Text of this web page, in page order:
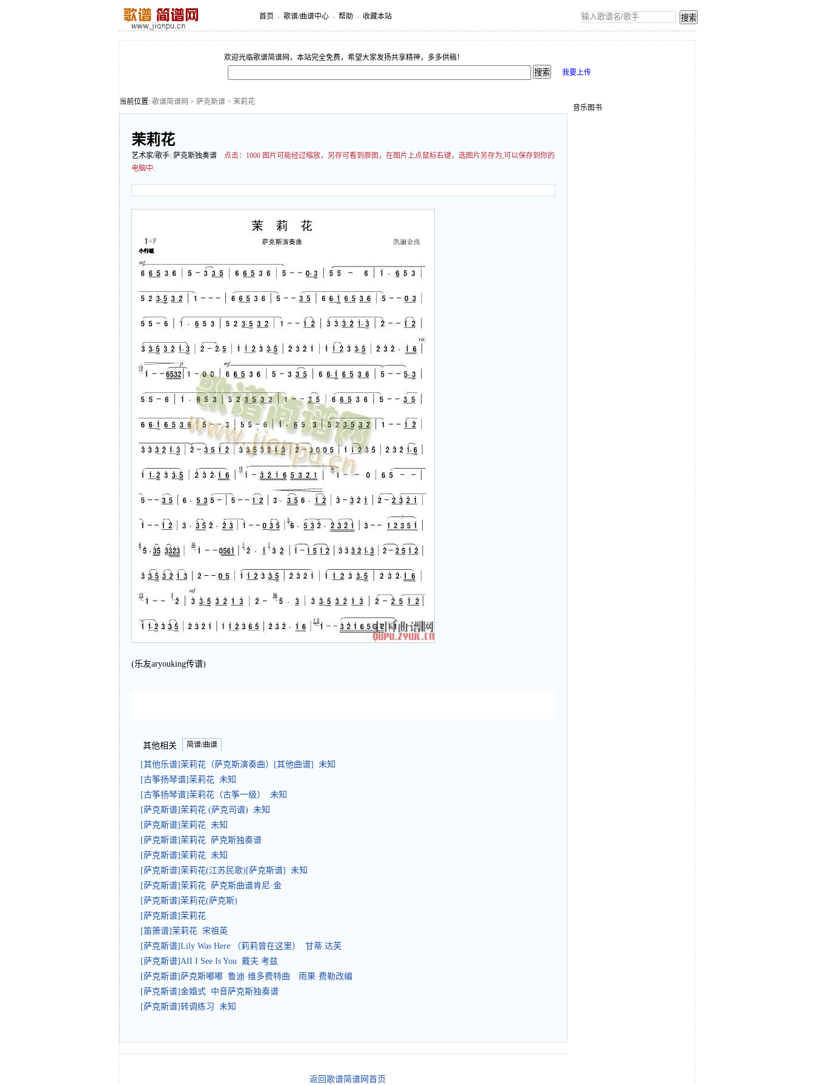
首页 - 歌谱/曲谱中心 - 帮助 - 收藏本站
欢迎光临歌谱简谱网，本站完全免费，希望大家发扬共享精神，多多供稿！
我要上传
当前位置: 歌谱简谱网 > 萨克斯谱 > 茉莉花
茉莉花
艺术家/歌手: 萨克斯独奏谱 点击： 1000 图片可能经过缩放，另存可看到原图，在图片上点鼠标右键，选图片另存为,可以保存到你的
电脑中.
(乐友aryouking传谱)
其他相关 简谱/曲谱
[其他乐谱]茉莉花（萨克斯演奏曲）[其他曲谱] 未知
[古筝扬琴谱]茉莉花 未知
[古筝扬琴谱]茉莉花（古筝一级） 未知
[萨克斯谱]茉莉花 (萨克司谱) 未知
[萨克斯谱]茉莉花 未知
[萨克斯谱]茉莉花 萨克斯独奏谱
[萨克斯谱]茉莉花 未知
[萨克斯谱]茉莉花(江苏民歌)[萨克斯谱] 未知
[萨克斯谱]茉莉花 萨克斯曲谱肯尼·金
[萨克斯谱]茉莉花(萨克斯)
[萨克斯谱]茉莉花
[笛箫谱]茉莉花 宋祖英
[萨克斯谱]Lily Was Here （莉莉曾在这里） 甘蒂.达芙
[萨克斯谱]AII I See Is You 戴夫.考兹
[萨克斯谱]萨克斯嘟嘟 鲁迪·维多费特曲 雨果·费勒改编
[萨克斯谱]金婚式 中音萨克斯独奏谱
[萨克斯谱]转调练习 未知
返回歌谱简谱网首页
音乐图书